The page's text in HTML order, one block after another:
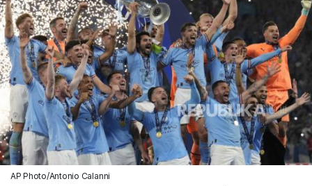
AP Photo/Antonio Calanni